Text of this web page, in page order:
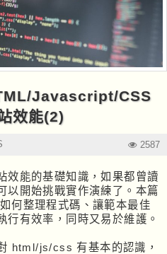
Javascript/CSS
效能(2)
2587
效能的基礎知識，如果都曾讀
以開始挑戰實作演練了。本篇
何整理程式碼、讓範本最佳
行有效率，同時又易於維護。
html/js/css 有基本的認識，